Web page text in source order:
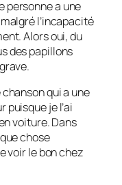
personne a une
l’incapacité
Alors oui, du
des papillons
qui a une
je l’ai
voiture. Dans
chose
voir le bon chez